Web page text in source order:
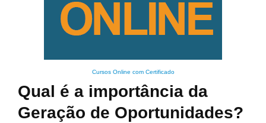
Cursos Online com Certificado
Qual é a importância da
Geração de Oportunidades?